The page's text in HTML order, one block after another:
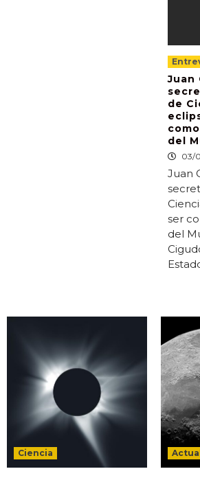
Juan
de
del
03/
Juan
ser
del
Ciencia